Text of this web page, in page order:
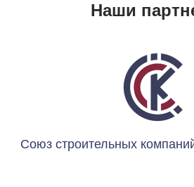
Наши
Союз строительных